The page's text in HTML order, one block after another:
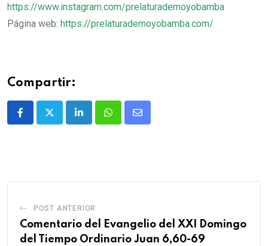
https://www.instagram.com/prelaturademoyobamba
Página web: https://prelaturademoyobamba.com/
Compartir:
POST ANTERIOR
Comentario del Evangelio del XXI Domingo
del Tiempo Ordinario Juan 6,60-69